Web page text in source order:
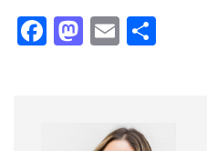
Facebook
Mastodon
Email